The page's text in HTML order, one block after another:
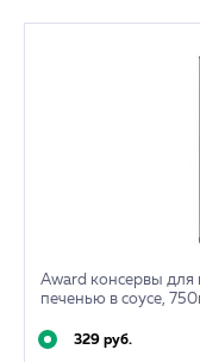
Award консервы для
печенью в соусе,
329 руб.